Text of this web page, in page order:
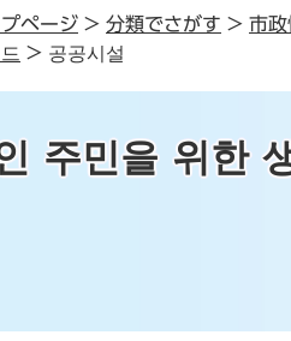
プページ > 分類でさがす > 市政
> 공공시설
주민을 위한